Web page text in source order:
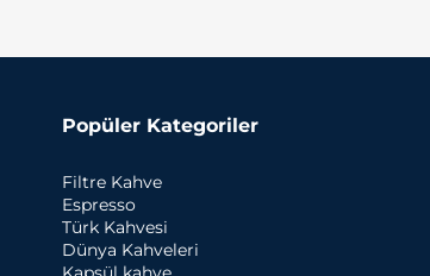
Popüler Kategoriler
Filtre Kahve
Espresso
Türk Kahvesi
Dünya Kahveleri